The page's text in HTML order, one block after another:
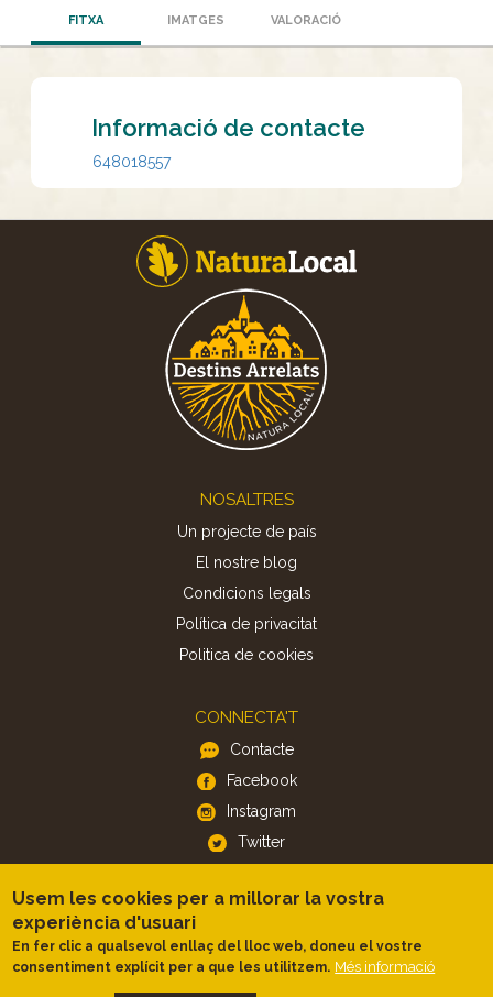
FITXA IMATGES VALORACIÓ
Informació de contacte
648018557
NOSALTRES
Un projecte de país
El nostre blog
Condicions legals
Política de privacitat
Politica de cookies
CONNECTA'T
Contacte
Facebook
Instagram
Twitter
APP
iOS
Android
Usem les cookies per a millorar la vostra
experiència d'usuari
En fer clic a qualsevol enllaç del lloc web, doneu el vostre
consentiment explícit per a que les utilitzem. Més informació